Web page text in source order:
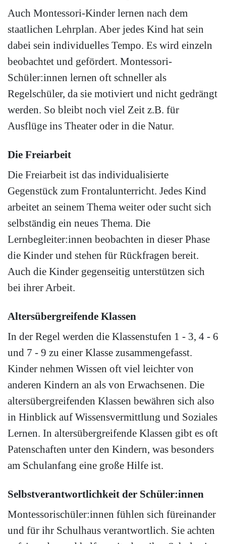
Auch Montessori-Kinder lernen nach dem
staatlichen Lehrplan. Aber jedes Kind hat sein
dabei sein individuelles Tempo. Es wird einzeln
beobachtet und gefördert. Montessori-
Schüler:innen lernen oft schneller als
Regelschüler, da sie motiviert und nicht gedrängt
werden. So bleibt noch viel Zeit z.B. für
Ausflüge ins Theater oder in die Natur.
Die Freiarbeit
Die Freiarbeit ist das individualisierte
Gegenstück zum Frontalunterricht. Jedes Kind
arbeitet an seinem Thema weiter oder sucht sich
selbständig ein neues Thema. Die
Lernbegleiter:innen beobachten in dieser Phase
die Kinder und stehen für Rückfragen bereit.
Auch die Kinder gegenseitig unterstützen sich
bei ihrer Arbeit.
Altersübergreifende Klassen
In der Regel werden die Klassenstufen 1 - 3, 4 - 6
und 7 - 9 zu einer Klasse zusammengefasst.
Kinder nehmen Wissen oft viel leichter von
anderen Kindern an als von Erwachsenen. Die
altersübergreifenden Klassen bewähren sich also
in Hinblick auf Wissensvermittlung und Soziales
Lernen. In altersübergreifende Klassen gibt es oft
Patenschaften unter den Kindern, was besonders
am Schulanfang eine große Hilfe ist.
Selbstverantwortlichkeit der Schüler:innen
Montessorischüler:innen fühlen sich füreinander
und für ihr Schulhaus verantwortlich. Sie achten